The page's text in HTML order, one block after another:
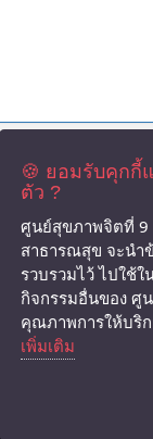
ติดต่อเรา
เลขที่ 86 ถ.ช้างเผือ
โทร 0-4425-6729,
อีเมล:
🍪 ยอมรับคุกกี้
ตัว ?
ศูนย์สุขภาพจิตที่ 9
สาธารณสุข จะนำ
รวบรวมไว้ ไปใช้ใ
กิจกรรมอื่นของ ศู
คุณภาพการให้บริ
เพิ่มเติม